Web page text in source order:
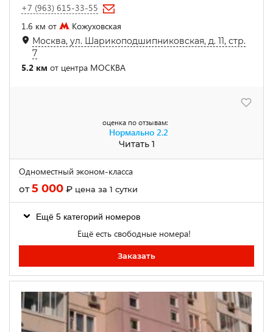
+7 (963) 615-33-55
1.6 км от
Кожуховская
Москва, ул. Шарикоподшипниковская, д. 11, стр.
7
5.2 км от центра МОСКВА
оценка по отзывам:
Нормально 2.2
Читать 1
Одноместный эконом-класса
от5 000 ₽ цена за 1 сутки
Ещё 5 категорий номеров
Ещё есть свободные номера!
Заказать